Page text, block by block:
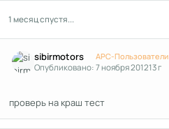
1 месяц спустя...
sibirmotors APC-Пользователи
Опубликовано:7 ноября 201213 г
проверь на краш тест